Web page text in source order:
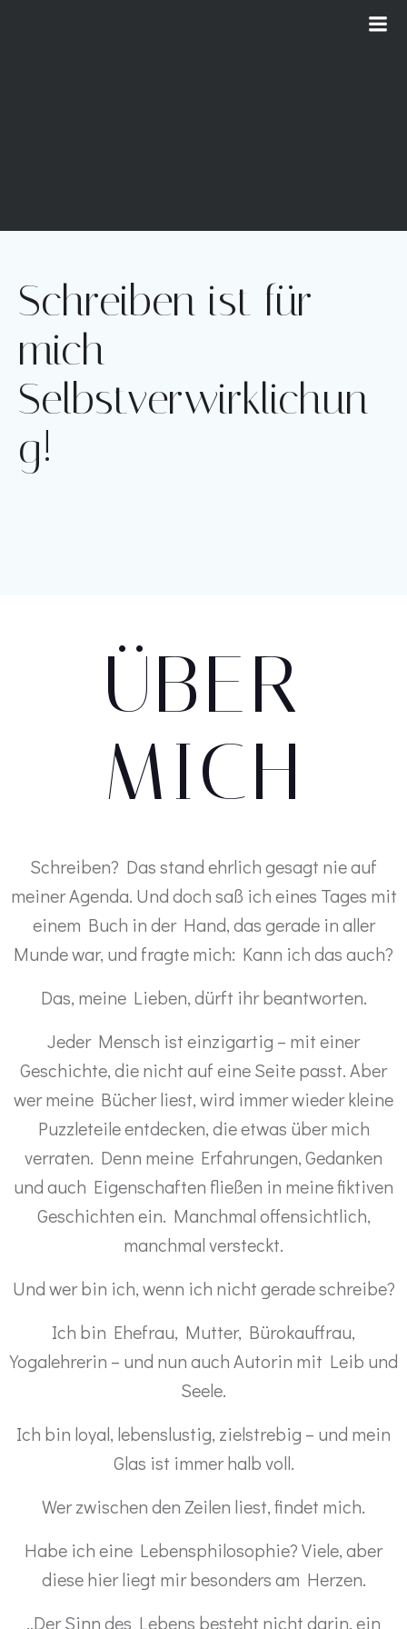
Schreiben ist für
mich
Selbstverwirklichun
g!
ÜBER
MICH
Schreiben? Das stand ehrlich gesagt nie auf
meiner Agenda. Und doch saß ich eines Tages mit
einem Buch in der Hand, das gerade in aller
Munde war, und fragte mich: Kann ich das auch?
Das, meine Lieben, dürft ihr beantworten.
Jeder Mensch ist einzigartig – mit einer
Geschichte, die nicht auf eine Seite passt. Aber
wer meine Bücher liest, wird immer wieder kleine
Puzzleteile entdecken, die etwas über mich
verraten. Denn meine Erfahrungen, Gedanken
und auch Eigenschaften fließen in meine fiktiven
Geschichten ein. Manchmal offensichtlich,
manchmal versteckt.
Und wer bin ich, wenn ich nicht gerade schreibe?
Ich bin Ehefrau, Mutter, Bürokauffrau,
Yogalehrerin – und nun auch Autorin mit Leib und
Seele.
Ich bin loyal, lebenslustig, zielstrebig – und mein
Glas ist immer halb voll.
Wer zwischen den Zeilen liest, findet mich.
Habe ich eine Lebensphilosophie? Viele, aber
diese hier liegt mir besonders am Herzen.
„Der Sinn des Lebens besteht nicht darin, ein